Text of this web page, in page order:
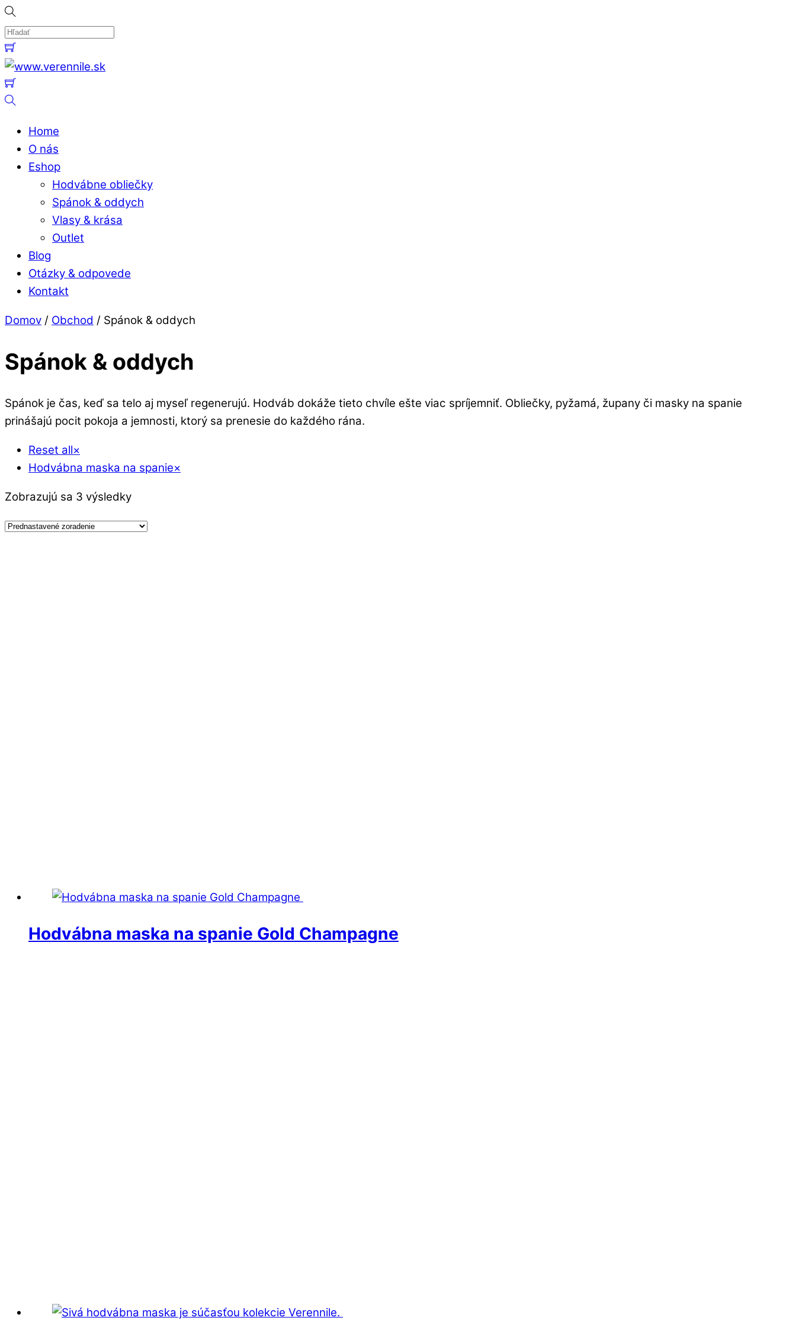
Skip
to
content
Menu
Cart
Cart
Hľadať
Home
O nás
Eshop
Hodvábne obliečky
Spánok & oddych
Vlasy & krása
Outlet
Blog
Otázky & odpovede
Kontakt
Close
Close
Domov / Obchod / Spánok & oddych
Spánok & oddych
Spánok je čas, keď sa telo aj myseľ regenerujú. Hodváb dokáže tieto chvíle ešte viac spríjemniť. Obliečky, pyžamá, župany či masky na spanie
prinášajú pocit pokoja a jemnosti, ktorý sa prenesie do každého rána.
Reset all×
Hodvábna maska na spanie×
Zobrazujú sa 3 výsledky
Hodvábna maska na spanie Gold Champagne